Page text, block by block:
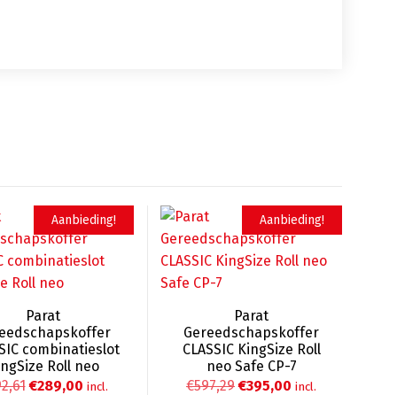
Aanbieding!
Parat
combinatieslot
Roll neo
Oorspronkelijke
€289,00Huidige
incl.
Aanbieding!
Parat
Gereedschapskoffer
CLASSIC KingSize Roll
neo Safe CP-7
€597,29Oorspronkelijke
€395,00 Huidige
incl.